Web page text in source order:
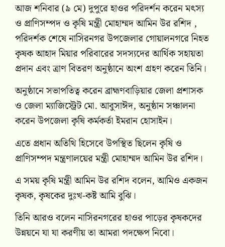
আজ শনিবার (৯ মে) দুপুরে হাওর পরিদর্শন করেন মৎস্য
ও প্রাণিসম্পদ ও কৃষি মন্ত্রী মোহাম্মদ আমিন উর রশিদ ,
পরিদর্শক শেষে নাসিরনগর উপজেলার গোয়ালনগরে নিহত
কৃষক আহাদ মিয়ার পরিবারের সদস্যদের আর্থিক সহায়তা
প্রদান এবং ত্রাণ বিতরণ অনুষ্ঠানে অংশ গ্ৰহণ করেন তিনি।
অনুষ্ঠানে সভাপতিত্ব করেন ব্রাহ্মণবাড়িয়ার জেলা প্রশাসক
ও জেলা ম্যাজিস্ট্রেট মো. আবুসাঈদ, অনুষ্ঠান সঞ্চালনা
করেন উপজেলা কৃষি কর্মকর্তা ইমরান হোসাইন।
এতে প্রধান অতিথি হিসেবে উপস্থিত ছিলেন কৃষি ও
প্রাণিসম্পদ মন্ত্রণালয়ের মন্ত্রী মোহাম্মদ আমিন উর রশিদ।
এ সময় কৃষি মন্ত্রী আমিন উর রশিদ বলেন, আমিও একজন
কৃষক, কৃষকের দুঃখ-কষ্ট আমি বুঝি।
তিনি আরও বলেন নাসিরনগরের হাওর পাড়ের কৃষকদের
উন্নয়নে যা যা করণীয় তা আমরা পদক্ষেপ নিবো।